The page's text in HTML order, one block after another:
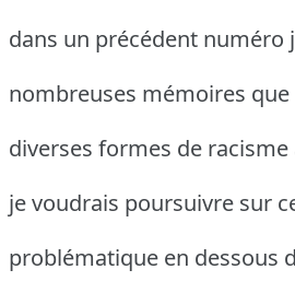
dans un précédent numéro
nombreuses mémoires que
diverses formes de
je voudrais poursuivre sur
problématique en dessous